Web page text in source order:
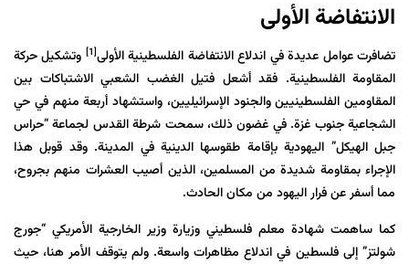
الانتفاضة الأولى
تضافرت عوامل عديدة في اندلاع الانتفاضة الفلسطينية الأولى[1]
وتشكيل حركة
المقاومة الفلسطينية. فقد أشعل فتيل الغضب الشعبي الاشتباكات بين
المقاومين الفلسطينيين والجنود الإسرائيليين، واستشهاد أربعة منهم في حي
الشجاعية جنوب غزة. في غضون ذلك، سمحت شرطة القدس لجماعة “حراس
جبل الهيكل” اليهودية بإقامة طقوسها الدينية في المدينة. وقد قوبل هذا
الإجراء بمقاومة شديدة من المسلمين، الذين أصيب العشرات منهم بجروح،
مما أسفر عن فرار اليهود من مكان الحادث.
كما ساهمت شهادة معلم فلسطيني وزيارة وزير الخارجية الأمريكي “جورج
شولتز” إلى فلسطين في اندلاع مظاهرات واسعة. ولم يتوقف الأمر هنا، حيث